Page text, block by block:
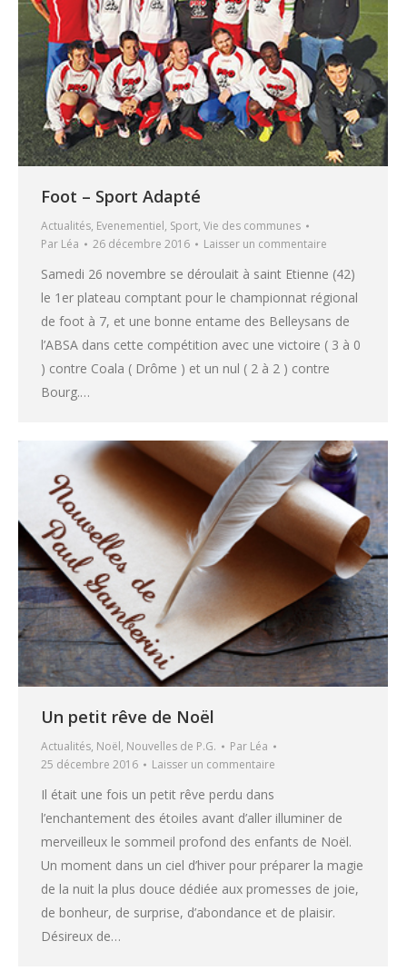
Foot – Sport Adapté
Actualités, Evenementiel, Sport, Vie des communes
Par Léa 26 décembre 2016 Laisser un commentaire
Samedi 26 novembre se déroulait à saint Etienne (42)
le 1er plateau comptant pour le championnat régional
de foot à 7, et une bonne entame des Belleysans de
l’ABSA dans cette compétition avec une victoire ( 3 à 0
) contre Coala ( Drôme ) et un nul ( 2 à 2 ) contre
Bourg.…
Un petit rêve de Noël
Actualités, Noël, Nouvelles de P.G. Par Léa
25 décembre 2016
Laisser un commentaire
Il était une fois un petit rêve perdu dans
l’enchantement des étoiles avant d’aller illuminer de
merveilleux le sommeil profond des enfants de Noël.
Un moment dans un ciel d’hiver pour préparer la magie
de la nuit la plus douce dédiée aux promesses de joie,
de bonheur, de surprise, d’abondance et de plaisir.
Désireux de…